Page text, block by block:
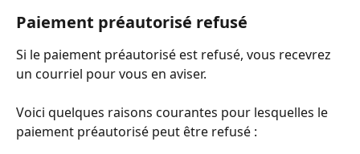
Paiement préautorisé refusé
Si le paiement préautorisé est refusé, vous recevrez
un courriel pour vous en aviser.
Voici quelques raisons courantes pour lesquelles le
paiement préautorisé peut être refusé :